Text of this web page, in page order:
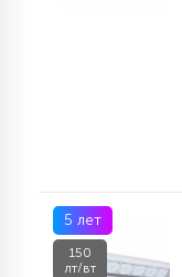
5 лет
150
лт/вт